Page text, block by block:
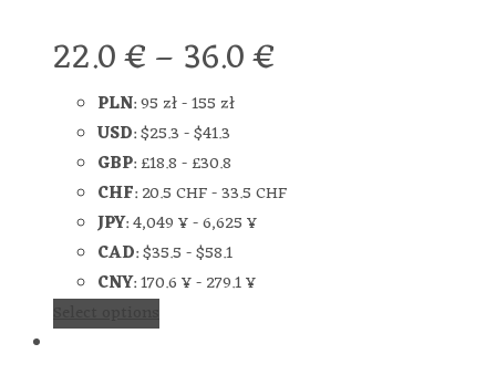
22.0€–36.0€
PLN:95 zł-155 zł
USD:$25.3-$41.3
GBP:£18.8-£30.8
CHF:20.5 CHF-33.5 CHF
JPY:4,049 ¥-6,625 ¥
CAD:$35.5-$58.1
CNY:170.6 ¥-279.1 ¥